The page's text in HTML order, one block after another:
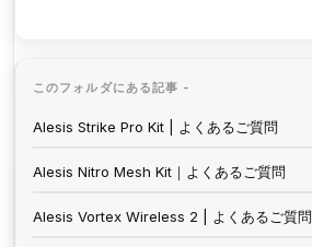
このフォルダにある記事 -
Alesis Strike Pro Kit | よくあるご質問
Alesis Nitro Mesh Kit｜よくあるご質問
Alesis Vortex Wireless 2 | よくあるご質問